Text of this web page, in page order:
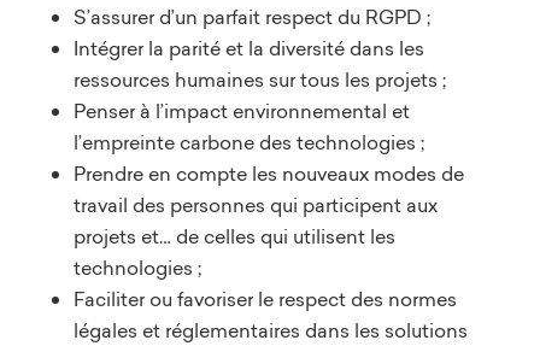
S’assurer d’un parfait respect du RGPD ;
Intégrer la parité et la diversité dans les
ressources humaines sur tous les projets ;
Penser à l’impact environnemental et
l’empreinte carbone des technologies ;
Prendre en compte les nouveaux modes de
travail des personnes qui participent aux
projets et… de celles qui utilisent les
technologies ;
Faciliter ou favoriser le respect des normes
légales et réglementaires dans les solutions